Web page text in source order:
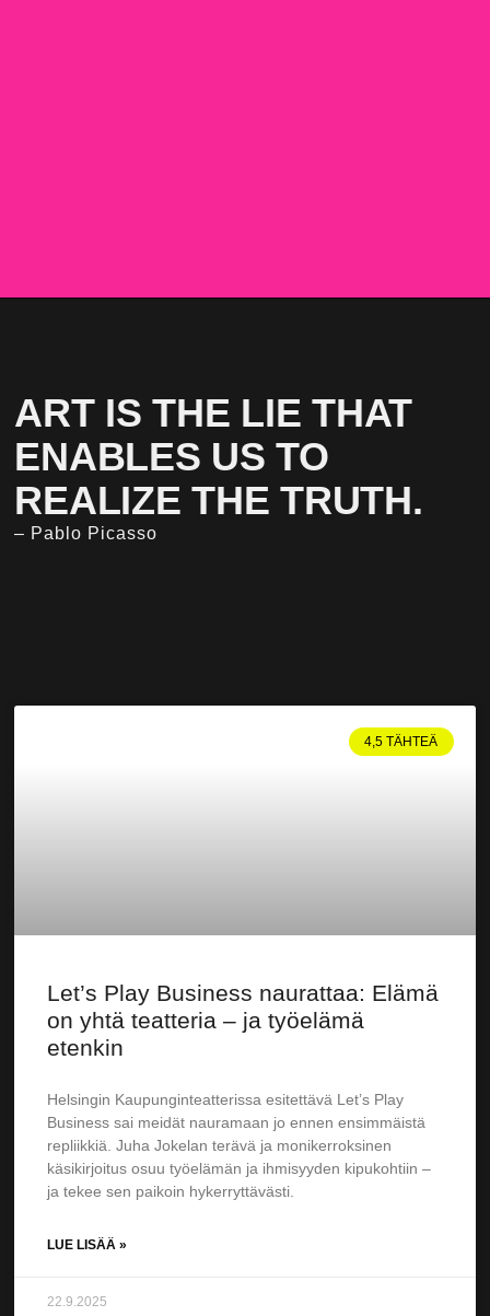
ART IS THE LIE THAT
ENABLES US TO
REALIZE THE TRUTH.
– Pablo Picasso
4,5 TÄHTEÄ
Let’s Play Business naurattaa: Elämä
on yhtä teatteria – ja työelämä
etenkin
Helsingin Kaupunginteatterissa esitettävä Let’s Play
Business sai meidät nauramaan jo ennen ensimmäistä
repliikkiä. Juha Jokelan terävä ja monikerroksinen
käsikirjoitus osuu työelämän ja ihmisyyden kipukohtiin –
ja tekee sen paikoin hykerryttävästi.
LUE LISÄÄ »
22.9.2025